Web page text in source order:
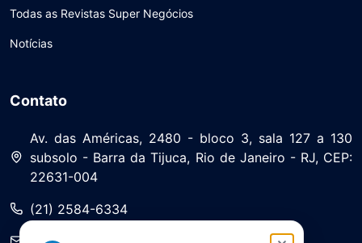
Todas as Revistas Super Negócios
Notícias
Contato
Av. das Américas, 2480 - bloco 3, sala 127 a 130
subsolo - Barra da Tijuca, Rio de Janeiro - RJ, CEP:
22631-004
(21) 2584-6334